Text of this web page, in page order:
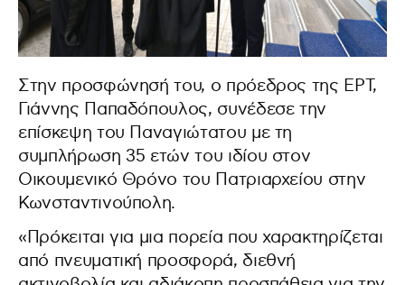
Στην προσφώνησή του, ο πρόεδρος της ΕΡΤ,
Γιάννης Παπαδόπουλος, συνέδεσε την
επίσκεψη του Παναγιώτατου με τη
συμπλήρωση 35 ετών του ιδίου στον
Οικουμενικό Θρόνο του Πατριαρχείου στην
Κωνσταντινούπολη.
«Πρόκειται για μια πορεία που χαρακτηρίζεται
από πνευματική προσφορά, διεθνή